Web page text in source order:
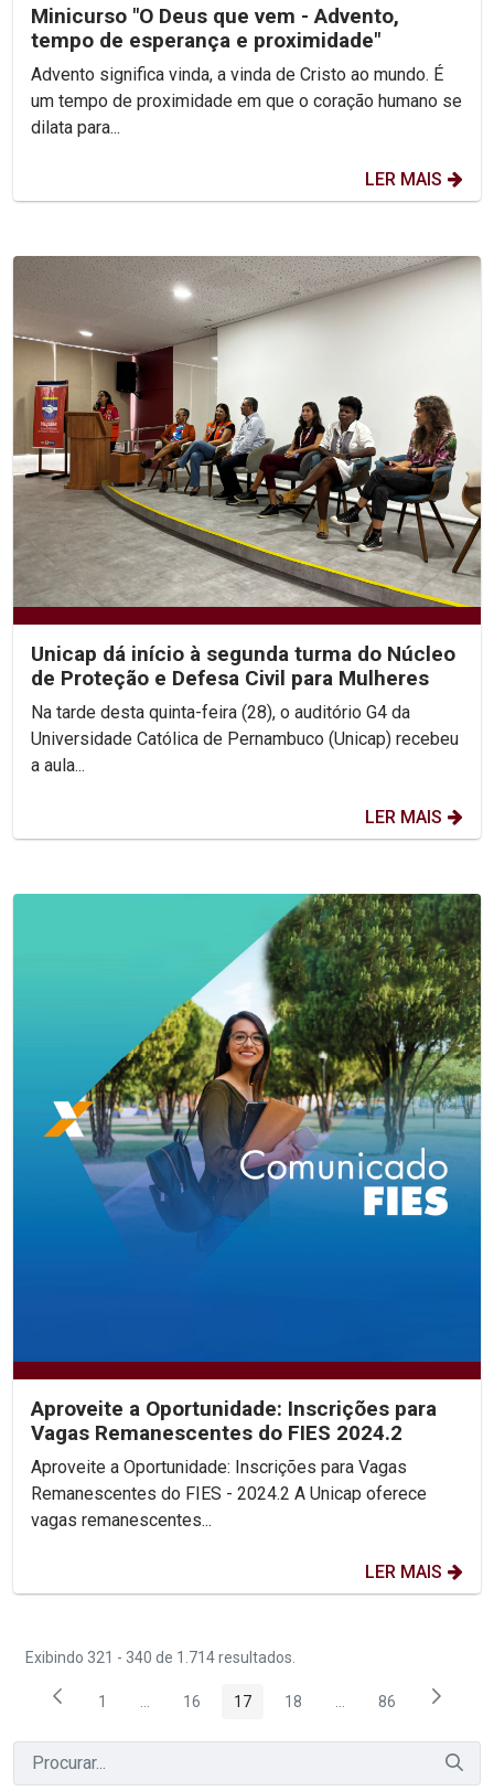
Minicurso "O Deus que vem - Advento,
tempo de esperança e proximidade"
Advento significa vinda, a vinda de Cristo ao mundo. É
um tempo de proximidade em que o coração humano se
dilata para...
LER MAIS
Unicap dá início à segunda turma do Núcleo
de Proteção e Defesa Civil para Mulheres
Na tarde desta quinta-feira (28), o auditório G4 da
Universidade Católica de Pernambuco (Unicap) recebeu
a aula...
LER MAIS
Aproveite a Oportunidade: Inscrições para
Vagas Remanescentes do FIES 2024.2
Aproveite a Oportunidade: Inscrições para Vagas
Remanescentes do FIES - 2024.2 A Unicap oferece
vagas remanescentes...
LER MAIS
Exibindo 321 - 340 de 1.714 resultados.
Página
1 Páginas intermediárias Usar ABA para navegar.
Página
16 Página
17 Página
18 PáginasPágina
86